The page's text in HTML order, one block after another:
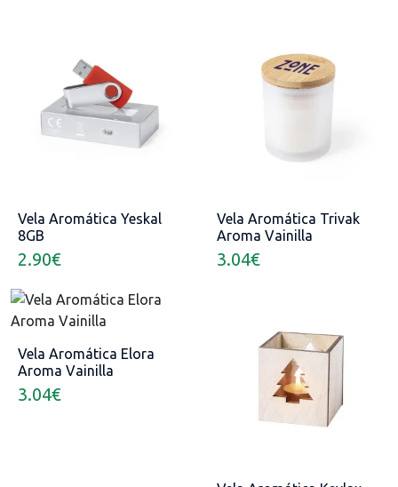
Vela Aromática Yeskal
8GB
2.90€
Vela Aromática Trivak
Aroma Vainilla
3.04€
Vela Aromática Elora
Aroma Vainilla
3.04€